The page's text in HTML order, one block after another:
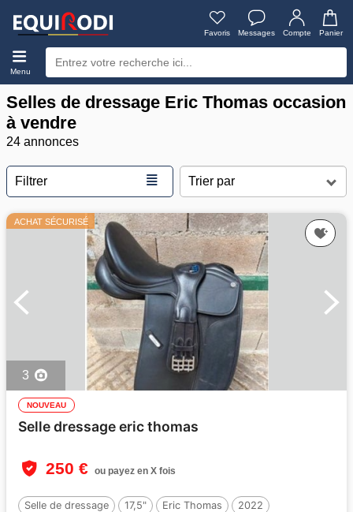
Favoris Messages Compte Panier
Menu
Selles de dressage Eric Thomas occasion
à vendre
24 annonces
Filtrer ≣
ACHAT SÉCURISÉ
3
NOUVEAU
Selle dressage eric thomas
250 € ou payez en X fois
Selle de dressage 17,5" Eric Thomas
2022